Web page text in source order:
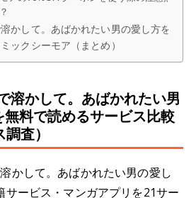
かして。あばかれたい男の愛し方を
ックシーモア（まとめ）
溶かして。あばかれたい男
料で読めるサービス比較
査）
かして。あばかれたい男の愛し
サービス・マンガアプリを21サー